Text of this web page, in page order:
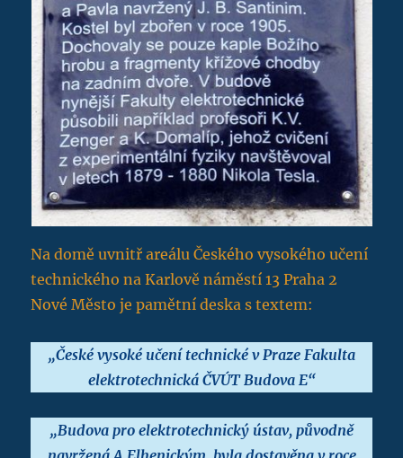
Na domě uvnitř areálu Českého vysokého učení
technického na Karlově náměstí 13 Praha 2
Nové Město je pamětní deska s textem:
„České vysoké učení technické v Praze Fakulta
elektrotechnická ČVÚT Budova E“
„Budova pro elektrotechnický ústav, původně